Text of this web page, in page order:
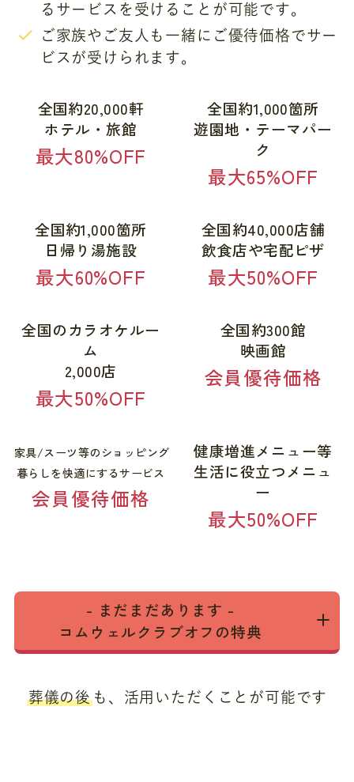
るサービスを受けることが可能です。
ご家族やご友人も一緒にご優待価格でサー
ビスが受けられます。
全国約20,000軒
ホテル・旅館
最大80%OFF
全国約1,000箇所
遊園地・テーマパー
ク
最大65%OFF
全国約1,000箇所
日帰り湯施設
最大60%OFF
全国約40,000店舗
飲食店や宅配ピザ
最大50%OFF
全国のカラオケルー
ム
2,000店
最大50%OFF
全国約300館
映画館
会員優待価格
家具/スーツ等のショッピング
暮らしを快適にするサービス
会員優待価格
健康増進メニュー等
生活に役立つメニュ
ー
最大50%OFF
- まだまだあります -
コムウェルクラブオフの特典
葬儀の後 も、活用いただくことが可能です